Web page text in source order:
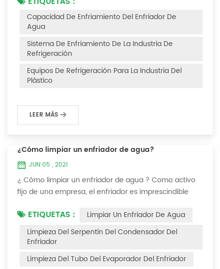
enfriarse a cierta temperatura, ya no bajará más.
Hablemos ¿Qué causó la baja eficiencia de
refrigeración? 1. Fuga de refrigerante [análisis de falla]
Después de la fuga de refrigerante en el sistema, la
capacidad de enfriamiento es insuficiente, la presión...
Capacidad De Enfriamiento Del Enfriador De
Agua
Sistema De Enfriamiento De La Industria De
Refrigeración
Equipos De Refrigeración Para La Industria Del
Plástico
LEER MÁS
¿Cómo limpiar un enfriador de agua?
JUN 05 , 2021
¿ Cómo limpiar un enfriador de agua ? Como activo
fijo de una empresa, el enfriador es imprescindible
maximice su utilidad. Debido a que la operación a
largo plazo del enfriador causará incrustaciones
gruesas en la superficie del condensador, lo que
Por ejemplo, para que su eficiencia de trabaj...
ETIQUETAS :
Limpiar Un Enfriador De Agua
Limpieza Del Serpentín Del Condensador Del
Enfriador
Limpieza Del Tubo Del Evaporador Del Enfriador